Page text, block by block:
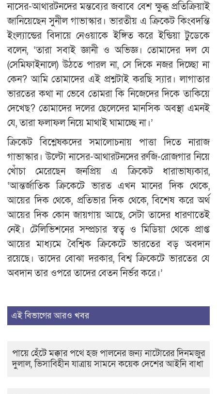
নাসের-আথারটনদের মন্তব্যের জবাবে বেশ ক্ষুব্ধ প্রতিক্রিয়াই
জানিয়েছেন সুনীল গাভাস্কার। ভারতীয় এ ক্রিকেট কিংবদন্তি
ইংল্যান্ডের বিদায়ে নেওয়াকে ইঙ্গিত করে ইন্ডিয়া টুডেকে
বলেন, ‘তারা সবাই জ্ঞানী ও অভিজ্ঞ। তোমাদের দল যে
(সেমিফাইনালে) উঠতে পারল না, সে দিকে নজর দিচ্ছো না
কেন? আমি তোমাদের এই প্রশ্নটাই করছি স্যার। লাগাতার
ভারতের কথা না ভেবে তোমরা কি নিজেদের দিকে তাকিয়ে
দেখেছ? তোমাদের দলের ছেলেদের মানসিক অবস্থা এমনই
যে, তারা ফলাফল নিয়ে মাথাই ঘামাচ্ছে না।’
ক্রিকেট বিশ্লেষকদের সমালোচনায় পাত্তা দিতে নারাজ
গাভাস্কার। উল্টো নাসের-আথারটনদের রুজি-রোজগার নিয়ে
খোঁচা মেরেছেন জনপ্রিয় এ ক্রিকেট ধারাভাষ্যকার,
‘আন্তর্জাতিক ক্রিকেটে ভারত এখন মানের দিক থেকে,
আয়ের দিক থেকে, প্রতিভার দিক থেকে, বিশেষ করে অর্থ
আয়ের দিক কোন জায়গায় আছে, সেটা তাদের ধারণাতেই
নেই। টেলিভিশনের সম্প্রচার স্বত্ব ও মিডিয়া থেকে প্রাপ্ত
আয়ের মাধ্যমে বৈশ্বিক ক্রিকেটে ভারতের বড় অবদান
রয়েছে। তাদের বোঝা দরকার, বিশ্ব ক্রিকেটে ভারতের যে
অবদান তার ওপরে তাদের বেতন নির্ভর করে।’
এই বিভাগের আরও খবর
পায়ে হেঁটে মক্কার পথে হজ পালনের জন্য নাটোরের দিনমজুর
দুলাল, ভিসাবিহীন যাত্রায় সামনে কয়েক দেশের আইনি বাধা